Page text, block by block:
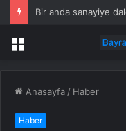
Bir anda sanayiye
Menü
Anasayfa / Haber
Haber